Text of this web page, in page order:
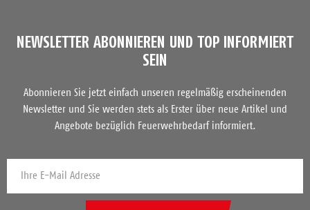
NEWSLETTER ABONNIEREN UND TOP INFORMIERT
SEIN
Abonnieren Sie jetzt einfach unseren regelmäßig erscheinenden
Newsletter und Sie werden stets als Erster über neue Artikel und
Angebote bezüglich Feuerwehrbedarf informiert.